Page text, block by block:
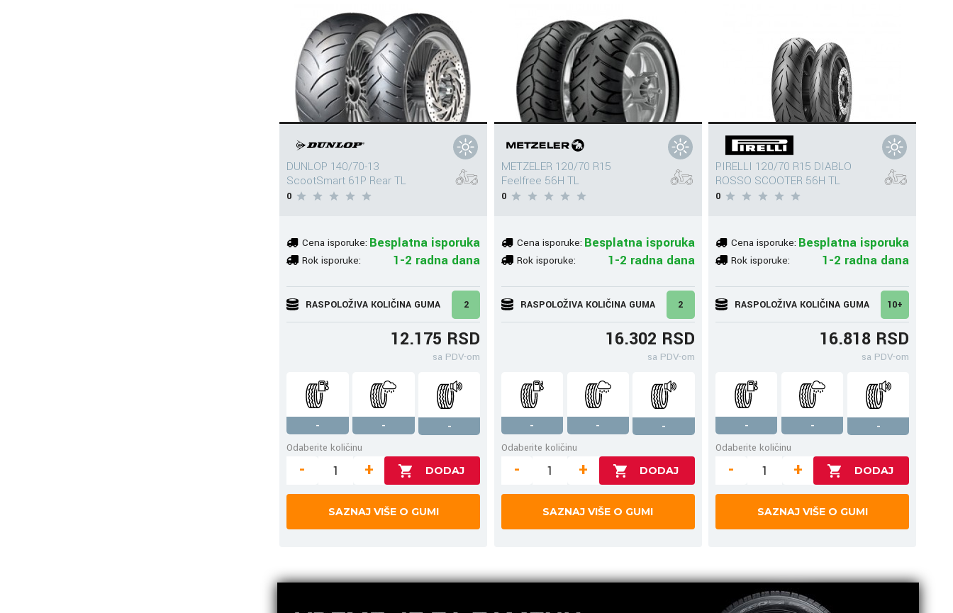
DUNLOP 140/70-13
ScootSmart 61P Rear TL
0
Cena isporuke: Besplatna isporuka
Rok isporuke: 1-2 radna dana
RASPOLOŽIVA KOLIČINA GUMA 2
12.175 RSD
sa PDV-om
- -
-
Odaberite količinu
- +
SAZNAJ VIŠE O GUMI
METZELER 120/70 R15
Feelfree 56H TL
0
Cena isporuke: Besplatna isporuka
Rok isporuke: 1-2 radna dana
RASPOLOŽIVA KOLIČINA GUMA 2
16.302 RSD
sa PDV-om
- -
-
Odaberite količinu
- +
SAZNAJ VIŠE O GUMI
PIRELLI 120/70 R15 DIABLO
ROSSO SCOOTER 56H TL
0
Cena isporuke: Besplatna isporuka
Rok isporuke: 1-2 radna dana
RASPOLOŽIVA KOLIČINA GUMA 10+
16.818 RSD
sa PDV-om
- -
-
Odaberite količinu
- +
SAZNAJ VIŠE O GUMI